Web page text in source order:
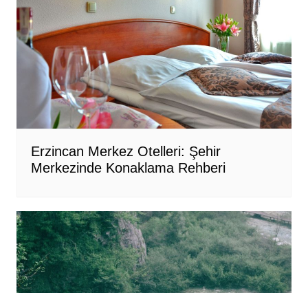
Erzincan Merkez Otelleri: Şehir
Merkezinde Konaklama Rehberi